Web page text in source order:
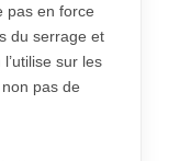
pas en force
du serrage et
sur les
pas de